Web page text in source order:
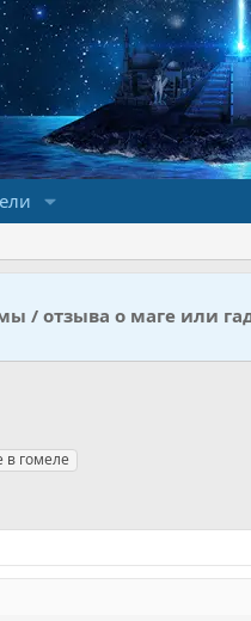
/ отзыва о маге или
в гомеле